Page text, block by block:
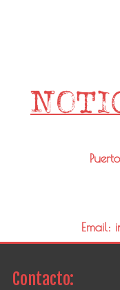
Email:
Contacto: